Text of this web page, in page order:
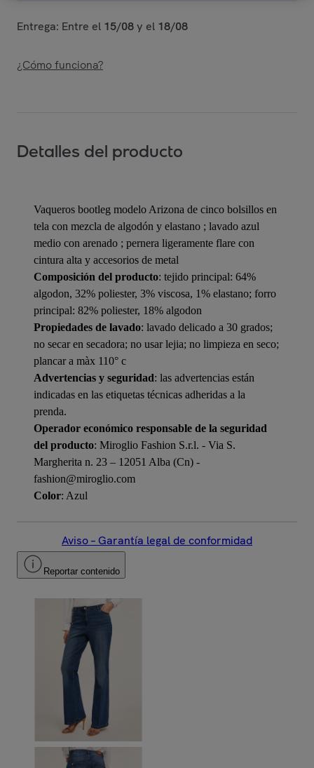
Entrega: Entre el 15/08y el 18/08
¿Cómo funciona?
Detalles del producto
Vaqueros bootleg modelo Arizona de cinco bolsillos en
tela con mezcla de algodón y elastano ; lavado azul
medio con arenado ; pernera ligeramente flare con
cintura alta y accesorios de metal
Composición del producto: tejido principal: 64%
algodon, 32% poliester, 3% viscosa, 1% elastano; forro
principal: 82% poliester, 18% algodon
Propiedades de lavado: lavado delicado a 30 grados;
no secar en secadora; no usar lejia; no limpieza en seco;
plancar a màx 110° c
Advertencias y seguridad: las advertencias están
indicadas en las etiquetas técnicas adheridas a la
prenda.
Operador económico responsable de la seguridad
del producto: Miroglio Fashion S.r.l. - Via S.
Margherita n. 23 – 12051 Alba (Cn) -
fashion@miroglio.com
Color: Azul
Aviso – Garantía legal de conformidad
Reportar contenido